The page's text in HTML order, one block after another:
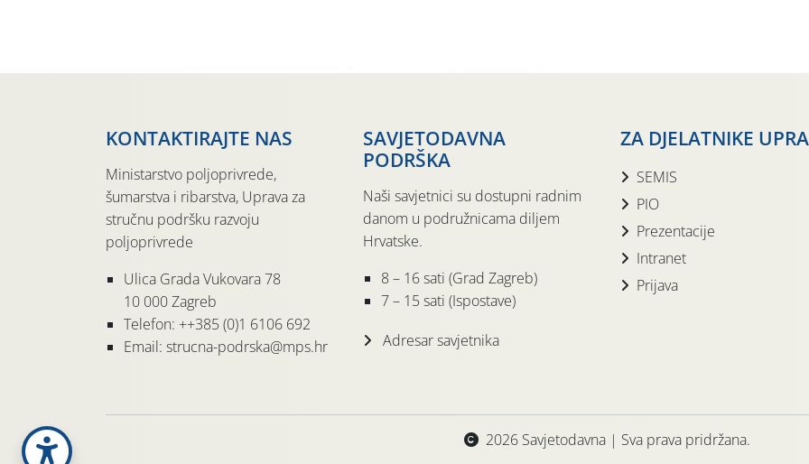
KONTAKTIRAJTE NAS
Ministarstvo poljoprivrede,
šumarstva i ribarstva, Uprava za
stručnu podršku razvoju
poljoprivrede
Ulica Grada Vukovara 78
10 000 Zagreb
Telefon: ++385 (0)1 6106 692
Email: strucna-podrska@mps.hr
SAVJETODAVNA
PODRŠKA
Naši savjetnici su dostupni radnim
danom u podružnicama diljem
Hrvatske.
8 – 16 sati (Grad Zagreb)
7 – 15 sati (Ispostave)
Adresar savjetnika
ZA DJELATNIKE
SEMIS
PIO
Prezentacije
Intranet
Prijava
2026 Savjetodavna | Sva prava pridržana.